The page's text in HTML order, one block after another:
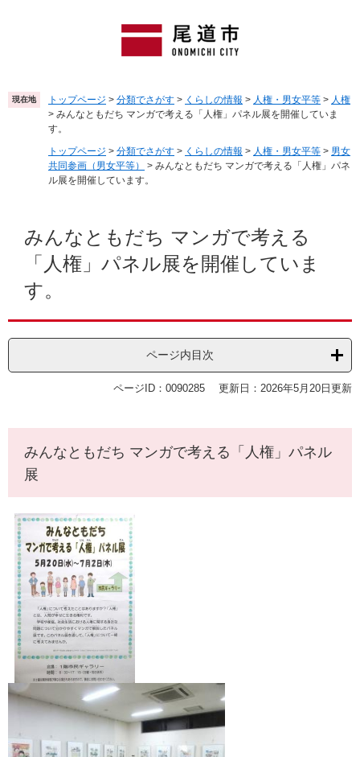
頭
で
飛
ば
現在地 トップページ > 分類でさがす > くらしの情報 > 人権・男女平等 > 人権
> みんなともだち マンガで考える「人権」パネル展を開催していま
す。
トップページ > 分類でさがす > くらしの情報 > 人権・男女平等 > 男女
共同参画（男女平等）
> みんなともだち マンガで考える「人権」パネ
ル展を開催しています。
みんなともだち マンガで考える
「人権」パネル展を開催していま
す。
ページ内目次
ページID：0090285 更新日：2026年5月20日更新
みんなともだち マンガで考える「人権」パネル
展